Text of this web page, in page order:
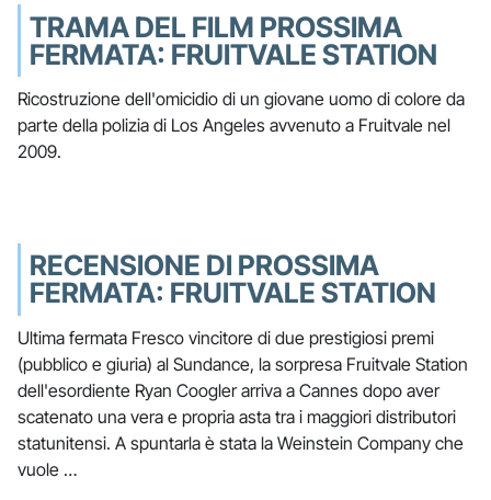
TRAMA DEL FILM PROSSIMA
FERMATA: FRUITVALE STATION
Ricostruzione dell'omicidio di un giovane uomo di colore da
parte della polizia di Los Angeles avvenuto a Fruitvale nel
2009.
RECENSIONE DI PROSSIMA
FERMATA: FRUITVALE STATION
Ultima fermata Fresco vincitore di due prestigiosi premi
(pubblico e giuria) al Sundance, la sorpresa Fruitvale Station
dell'esordiente Ryan Coogler arriva a Cannes dopo aver
scatenato una vera e propria asta tra i maggiori distributori
statunitensi. A spuntarla è stata la Weinstein Company che
vuole …